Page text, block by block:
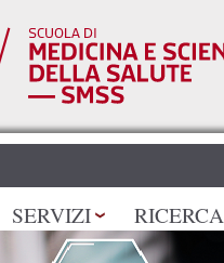
SERVIZI RICERCA